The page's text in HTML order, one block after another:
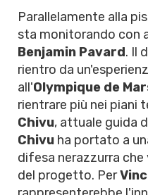
Parallelamente alla
sta monitorando con
Benjamin Pavard. Il
rientro da
all'Olympique de
rientrare più nei piani
Chivu, attuale guida
Chivu ha portato a
difesa nerazzurra
del progetto. Per